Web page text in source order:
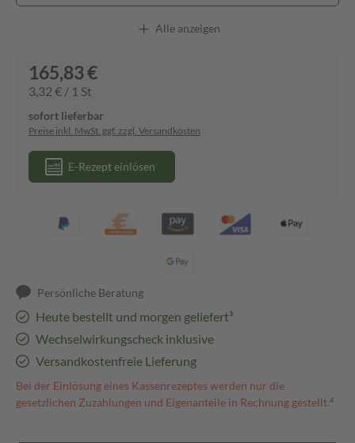
Alle anzeigen
165,83 €
3,32 € / 1 St
sofort lieferbar
Preise inkl. MwSt. ggf. zzgl. Versandkosten
E-Rezept einlösen
Persönliche Beratung
Heute bestellt und morgen geliefert³
Wechselwirkungscheck inklusive
Versandkostenfreie Lieferung
Bei der Einlösung eines Kassenrezeptes werden nur die
gesetzlichen Zuzahlungen und Eigenanteile in Rechnung gestellt.⁴